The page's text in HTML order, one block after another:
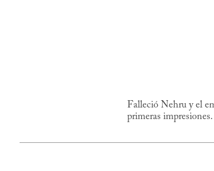
Falleció Nehru y el
primeras impresiones.